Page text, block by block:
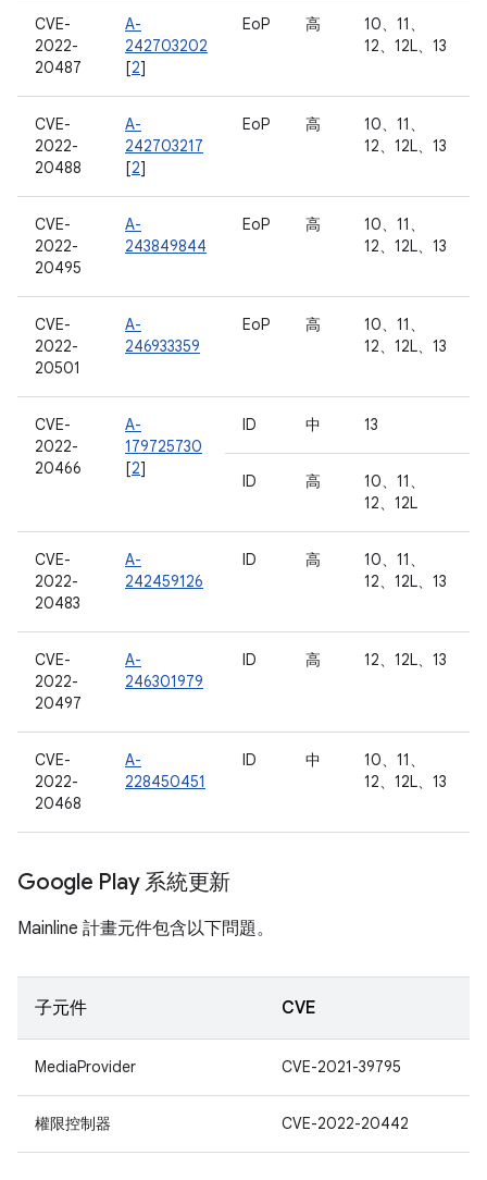
CVE-
2022-
20487
A-
242703202
[2]
EoP 高
10、11、
12、12L、13
CVE-
2022-
20488
A-
242703217
[2]
EoP 高
10、11、
12、12L、13
CVE-
2022-
20495
A-
243849844
EoP 高
10、11、
12、12L、13
CVE-
2022-
20501
A-
246933359
EoP 高
10、11、
12、12L、13
CVE-
2022-
20466
A-
179725730
[2]
ID 中 13
ID 高
10、11、
12、12L
CVE-
2022-
20483
A-
242459126
ID 高
10、11、
12、12L、13
CVE-
2022-
20497
A-
246301979
ID 高 12、12L、13
CVE-
2022-
20468
A-
228450451
ID 中
10、11、
12、12L、13
Google Play 系統更新
Mainline 計畫元件包含以下問題。
子元件 CVE
MediaProvider CVE-2021-39795
權限控制器 CVE-2022-20442